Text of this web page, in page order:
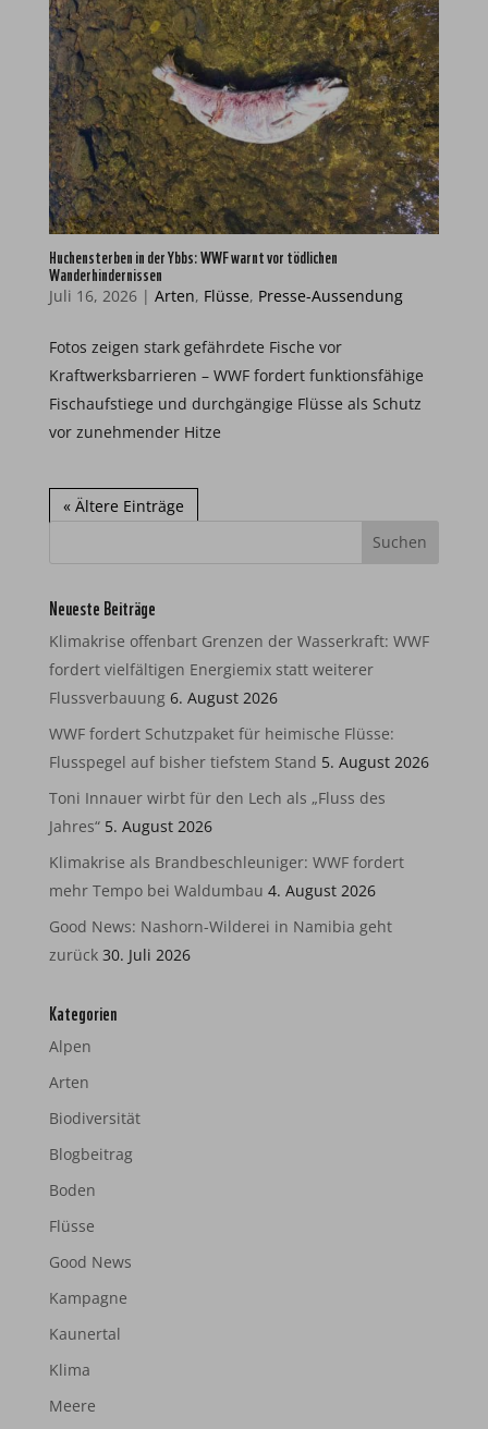
Huchensterben in der Ybbs: WWF warnt vor tödlichen
Wanderhindernissen
Juli 16, 2026| Arten, Flüsse, Presse-Aussendung
Fotos zeigen stark gefährdete Fische vor
Kraftwerksbarrieren – WWF fordert funktionsfähige
Fischaufstiege und durchgängige Flüsse als Schutz
vor zunehmender Hitze
« Ältere Einträge
Neueste Beiträge
Klimakrise offenbart Grenzen der Wasserkraft: WWF
fordert vielfältigen Energiemix statt weiterer
Flussverbauung 6. August 2026
WWF fordert Schutzpaket für heimische Flüsse:
Flusspegel auf bisher tiefstem Stand 5. August 2026
Toni Innauer wirbt für den Lech als „Fluss des
Jahres“ 5. August 2026
Klimakrise als Brandbeschleuniger: WWF fordert
mehr Tempo bei Waldumbau 4. August 2026
Good News: Nashorn-Wilderei in Namibia geht
zurück 30. Juli 2026
Kategorien
Alpen
Arten
Biodiversität
Blogbeitrag
Boden
Flüsse
Good News
Kampagne
Kaunertal
Klima
Meere